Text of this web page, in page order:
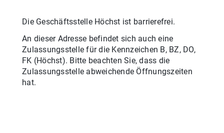
Die Geschäftsstelle Höchst ist barrierefrei.
An dieser Adresse befindet sich auch eine
Zulassungsstelle für die Kennzeichen B, BZ, DO,
FK (Höchst). Bitte beachten Sie, dass die
Zulassungsstelle abweichende Öffnungszeiten
hat.